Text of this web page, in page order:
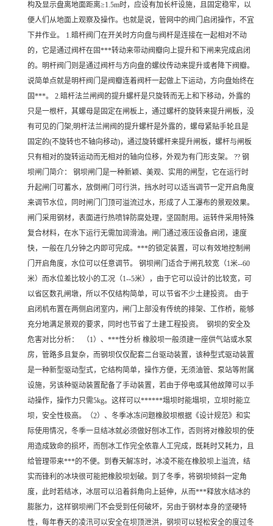
构及显示盘离地面距离≥1.5m时，应设有加长杆设施，且固定稳牢，以
便人们从地面上观察及操作。也就是说，管网中的阀门启闭操作，不宜
下井作业。 1.暗杆阀门在开关时方向盘与阀杆是连接在一起相对不动
的，它是通过阀杆在固***转动来带动阀瓣向上提升和下闸来完成启闭
的。明杆阀门则是通过阀杆与方向盘的螺纹传动来提升或者降下阀瓣。
说简单点就是明杆阀门是阀瓣连着阀杆一起做上下运动，方向盘始终在
固***。 2.暗杆法兰闸阀的提升螺杆是只旋转而无上和下移动，外露的
只是一根杆，其螺母是固定在闸板上，通过螺杆的旋转来提升闸板，没
有可见的门架;明杆法兰闸阀的提升螺杆是外露的，螺母紧贴手轮且是
固定的(不旋转也不轴向移动)，通过旋转螺杆来提升闸板，螺杆与闸板
只有相对的旋转运动而无相对的轴向位移，外观为有门形支架。 ?? 钢
坝闸门简介： 钢坝闸门是一种新颖、美观、实用的闸型，它在运行时
升起闸门可蓄水，放倒闸门可行洪，挡水时可以适当调节一定开启角度
来调节水位，同时闸门门顶可溢流过水，形成了人工瀑布的景观效果。
闸门采用钢材，表面进行热喷锌防腐处理，坚固耐用。运转件采用特殊
复合材料，在水下运行无需加润滑油。闸门通过液压设备启闭，速度
快，一般在几分钟之内即可完成。***的锁定装置，可以有效地控制闸
门开启角度，水位可以任意调节。 钢坝闸门适合于闸孔较宽（1米--60
米）而水位差比较小的工况（1--5米），由于它可以设计的比较宽，可
以省区数孔闸墩，所以不仅结构简单，可以节省不少土建投资。 由于
启闭机布置在两侧启闭室内，闸门上部没有传统的排架、工作桥，能够
充分地满足景观的要求，同时也节省了土建工程投资。 钢坝的安全及
危害对比分析： （1）、***性分析 橡胶坝一般须建一座供气站或水泵
房，管路多且复杂，而钢坝仅仅配套二台驱动装置，该种型式驱动装置
是一种新型驱动型式，它结构简单，操作方便，无须油管、泵站等附属
设施，另该种驱动装置配备了手动装置，若由于停电或其他故障可以手
动操作，操作力只需5kg。这样可以******塌坝时能塌坝，立坝时能立
坝，安全性极高。（2）、冬季冰冻问题橡胶坝根据《设计规范》和实
际使用情况，冬季一旦结冰就必须做好刨冰工作，否则将对橡胶坝的使
用造成致命的损坏，而刨冰工作完全依靠人工完成，既耗时又耗力，且
给管理带来***的不便。到春天解冻时，冰凌不能在橡胶坝上溢流，结
实而锋利的冰块很可能把橡胶坝划破。到了冬季，将钢坝倾斜一定角
度，此时若结冰，冰层可以沿着斜角向上延伸，从而***释放水结冰的
膨胀力，这样钢坝闸门不会受到任何破坏，另由于钢材本身的坚硬特
性，每年春天的凌汛可以安全在坝顶泄洪，钢坝可以轻松安全的度过冬